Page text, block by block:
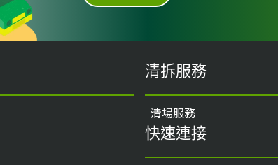
清拆服務
清場服務
快速連接